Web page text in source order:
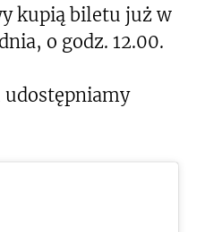
kupią biletu już w
o godz. 12.00.
udostępniamy